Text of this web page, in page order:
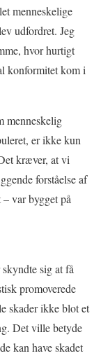
menneskelige
udfordret. Jeg
hvor hurtigt
konformitet kom i
menneskelig
er ikke kun
kræver, at vi
forståelse af
var bygget på
sig at få
promoverede
skader ikke blot et
Det ville betyde
kan have skadet